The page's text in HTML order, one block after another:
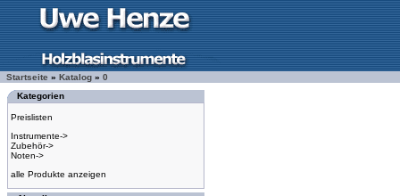
Startseite » Katalog » 0
Kategorien
Preislisten
Instrumente->
Zubehör->
Noten->
alle Produkte anzeigen